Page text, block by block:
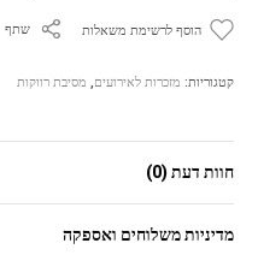
הוסף לרשימת משאלות שתף
קטגוריות: מזכרות לאירועים, מסיבת רווקות
חוות דעת (0)
מדיניות משלוחים ואספקה